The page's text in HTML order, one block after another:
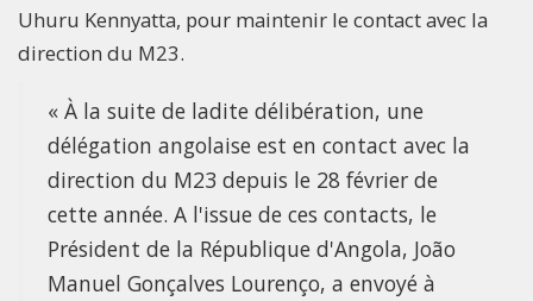
Uhuru Kennyatta, pour maintenir le contact avec la
direction du M23.
« À la suite de ladite délibération, une
délégation angolaise est en contact avec la
direction du M23 depuis le 28 février de
cette année. A l'issue de ces contacts, le
Président de la République d'Angola, João
Manuel Gonçalves Lourenço, a envoyé à